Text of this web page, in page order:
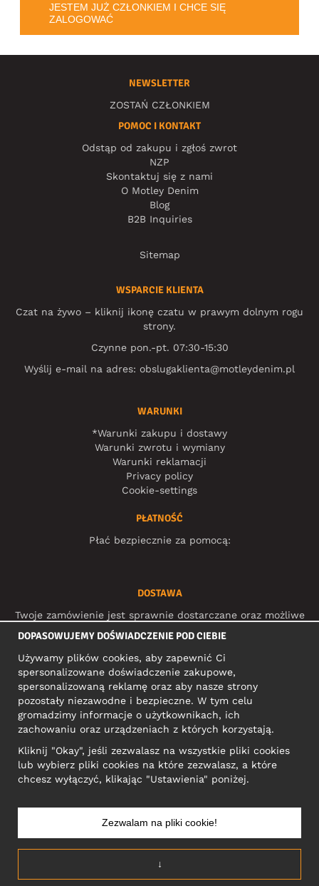
JESTEM JUŻ CZŁONKIEM I CHCE SIĘ
ZALOGOWAĆ
NEWSLETTER
ZOSTAŃ CZŁONKIEM
POMOC I KONTAKT
Odstąp od zakupu i zgłoś zwrot
NZP
Skontaktuj się z nami
O Motley Denim
Blog
B2B Inquiries
Sitemap
WSPARCIE KLIENTA
Czat na żywo – kliknij ikonę czatu w prawym dolnym rogu
strony.
Czynne pon.-pt. 07:30-15:30
Wyślij e-mail na adres: obslugaklienta@motleydenim.pl
WARUNKI
*Warunki zakupu i dostawy
Warunki zwrotu i wymiany
Warunki reklamacji
Privacy policy
Cookie-settings
PŁATNOŚĆ
Płać bezpiecznie za pomocą:
DOSTAWA
Twoje zamówienie jest sprawnie dostarczane oraz możliwe
do śledzenia dzięki:
MEDIA SPOŁECZNOŚCIOWE
ADRES KONTAKTOWY
Motley Denim Europe OÜ
Narva mnt 5, EE-10117 Tallinn
Reg: 12356245
Uwaga! Nie wysyłaj zwrotów produktów na ten adres!
POLSKA/POLSKI
DOPASOWUJEMY DOŚWIADCZENIE POD CIEBIE
Używamy plików cookies, aby zapewnić Ci
spersonalizowane doświadczenie zakupowe,
spersonalizowaną reklamę oraz aby nasze strony
pozostały niezawodne i bezpieczne. W tym celu
gromadzimy informacje o użytkownikach, ich
zachowaniu oraz urządzeniach z których korzystają.
Kliknij "Okay", jeśli zezwalasz na wszystkie pliki cookies
lub wybierz pliki cookies na które zezwalasz, a które
chcesz wyłączyć, klikając "Ustawienia" poniżej.
↓
Zezwalam na pliki cookie!